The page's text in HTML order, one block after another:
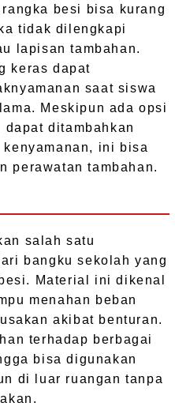
besi bisa kurang
tidak dilengkapi
lapisan tambahan.
keras dapat
saat siswa
Meskipun ada opsi
ditambahkan
ini bisa
perawatan tambahan.
salah satu
bangku sekolah yang
Material ini dikenal
menahan beban
akibat benturan.
terhadap berbagai
bisa digunakan
di luar ruangan tanpa